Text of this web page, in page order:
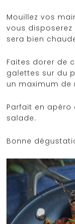
Mouillez vos
vous disposerez
sera bien
Faites dorer de
galettes sur du
un maximum
Parfait en apéro
salade.
Bonne